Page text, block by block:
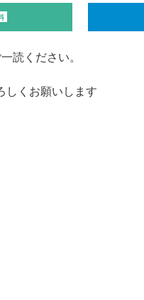
読ください。
しくお願いします